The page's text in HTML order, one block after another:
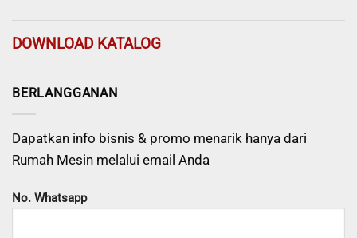
DOWNLOAD KATALOG
BERLANGGANAN
Dapatkan info bisnis & promo menarik hanya dari
Rumah Mesin melalui email Anda
No. Whatsapp